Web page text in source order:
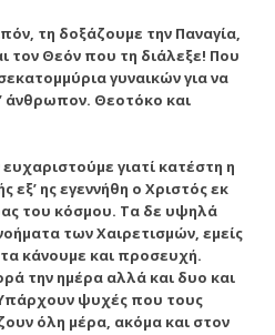
τη δοξάζουμε την Παναγία,
τον Θεόν που τη διάλεξε! Που
γυναικών για να
άνθρωπον. Θεοτόκο και
γιατί κατέστη η
εξ’ ης εγεννήθη ο Χριστός εκ
του κόσμου. Τα δε υψηλά
των Χαιρετισμών, εμείς
κάνουμε και προσευχή.
την ημέρα αλλά και δυο και
Υπάρχουν ψυχές που τους
όλη μέρα, ακόμα και στον